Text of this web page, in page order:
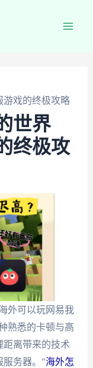
游戏的终极攻略
世界
终极攻
外可以玩网易我
熟悉的卡顿与高
距离带来的技术
服务器。"海外怎